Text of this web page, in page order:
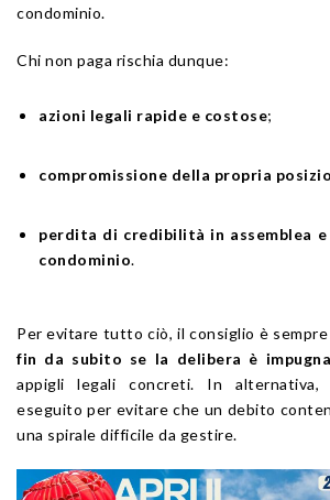
condominio.
Chi non paga rischia dunque:
azioni legali rapide e costose;
compromissione della propria
perdita di credibilità in assemblea
condominio.
Per evitare tutto ciò, il consiglio è
fin da subito se la delibera è
appigli legali concreti. In alternativa,
eseguito per evitare che un debito
una spirale difficile da gestire.